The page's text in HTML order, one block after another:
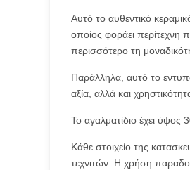
Αυτό το αυθεντικό
οποίος φοράει περίτεχνη
περισσότερο τη
Παράλληλα, αυτό το
αξία, αλλά και
Το αγαλματίδιο έχει ύψος
Κάθε στοιχείο της
τεχνιτών. Η χρήση